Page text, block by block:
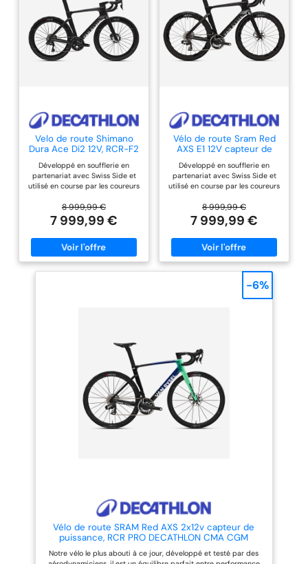
Velo de route Shimano
Dura Ace Di2 12V, RCR-F2
Développé en soufflerie en
partenariat avec Swiss Side et
utilisé en course par les coureurs
CMA CGM, le velo de route RCR-
F est destiné aux coursiers prêts
à performer-Bienvenue dans le
programme RCR-F le vélo de
route Aéro le plus rapide du
marché! Aérodynamisme,
en Taille M Montage tubeless
rigidité::Layup "Pro" Rigidité
supérieure au RCR Pro de 7% sur
le head tube précision::Groupe
Shimano Dura ace DI2 12
vitesses-Cadre: 100.0% Carbone
8 999,99 €
7 999,99 €
Vélo de route Sram Red
AXS E1 12V capteur de
signature
Développé en soufflerie en
partenariat avec Swiss Side et
utilisé en course par les coureurs
CMA CGM, le velo de route RCR-
F est destiné aux coursiers prêts
à performer-Bienvenue dans le
programme RCR-F le vélo de
route Aéro le plus rapide du
marché! Aérodynamisme,
aérodynamisme::Cadre et
fourche développés en
rigidité::Layup "Pro" Rigidité
supérieure au RCR Pro de 7% sur
le head tube poids::7,4 kg en
Taille M Montage tubeless
précision::Groupe Sram RED AXS
12 vitesses-Cadre: 100.0%
Carbone
8 999,99 €
7 999,99 €
Vélo de route SRAM Red AXS 2x12v capteur de
puissance, RCR PRO DECATHLON CMA CGM
Notre vélo le plus abouti à ce jour, développé et testé par des
-6%